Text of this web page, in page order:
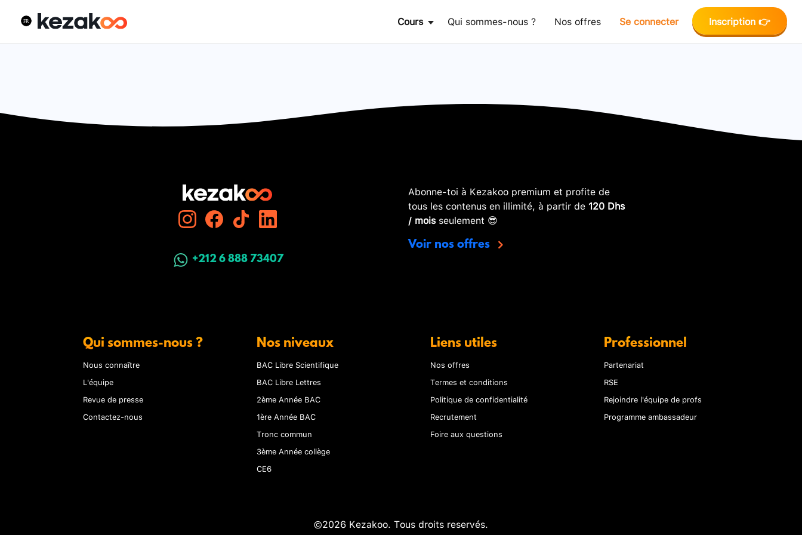
Cours Qui sommes-nous ? Nos offres Se connecter Inscription 👉
+212 6 888 73407
Abonne-toi à Kezakoo premium et profite de
tous les contenus en illimité, à partir de 120 Dhs
/ moisseulement 😎
Voir nos offres
Qui sommes-nous ?
Nous connaître
L'équipe
Revue de presse
Contactez-nous
Nos niveaux
BAC Libre Scientifique
BAC Libre Lettres
2ème Année BAC
1ère Année BAC
Tronc commun
3ème Année collège
CE6
Liens utiles
Nos offres
Termes et conditions
Politique de confidentialité
Recrutement
Foire aux questions
Professionnel
Partenariat
RSE
Rejoindre l'équipe de profs
Programme ambassadeur
©2026 Kezakoo. Tous droits reservés.